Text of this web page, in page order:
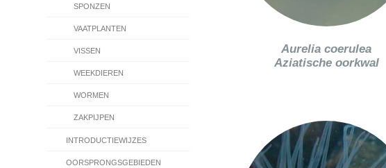
SPONZEN
VAATPLANTEN
VISSEN
WEEKDIEREN
WORMEN
ZAKPIJPEN
INTRODUCTIEWIJZES
OORSPRONGSGEBIEDEN
Aurelia coerulea
Aziatische oorkwal